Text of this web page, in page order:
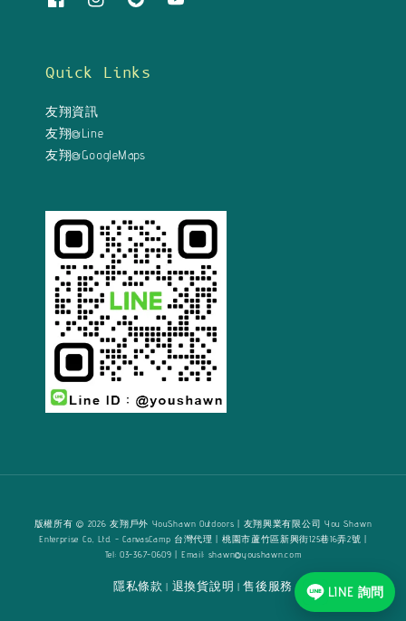
Quick Links
友翔資訊
友翔@Line
友翔@GoogleMaps
版權所有 © 2026 友翔戶外 YouShawn Outdoors | 友翔興業有限公司 You Shawn
Enterprise Co., Ltd. - CanvasCamp 台灣代理 | 桃園市蘆竹區新興街125巷16弄2號 |
Tel: 03-367-0609 | Email: shawn@youshawn.com
隱私條款 | 退換貨說明 |售後服務 LINE 詢問